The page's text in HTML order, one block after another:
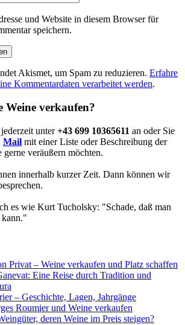
und Website in diesem Browser für
speichern.
Akismet, um Spam zu reduzieren. Erfahre
Kommentardaten verarbeitet werden.
Weine verkaufen?
unter+43 699 10365611 an oder Sie
Mail mit einer Liste oder Beschreibung der
veräußern möchten.
innerhalb kurzer Zeit. Dann können wir
es wie Kurt Tucholsky: "Schade, daß man
kann."
Privat – Weine verkaufen und Platz schaffen
Eine Reise durch Tradition und
– Geschichte, Lagen, Jahrgänge
Roumier und Weine verkaufen
deren Weine im Preis steigen?